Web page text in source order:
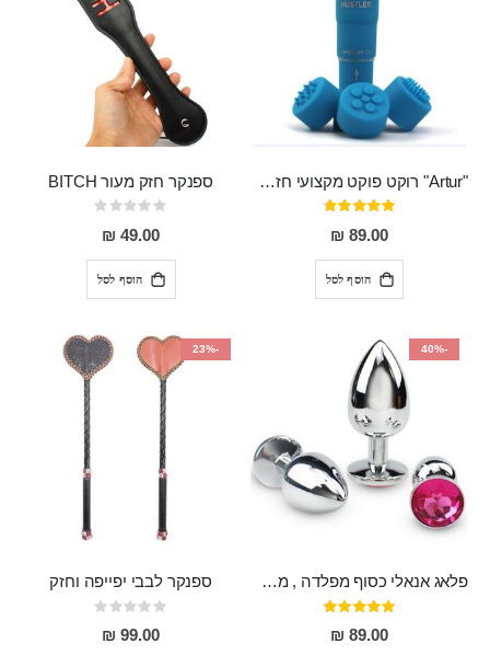
"Artur" רוקט פוקט מקצועי חזק במיוחד
דירוג:
95%
89.00 ₪
הוסף לסל
ספנקר חזק מעור BITCH
Rating:
0%
49.00 ₪
הוסף לסל
-40%
פלאג אנאלי כסוף מפלדה , מתאים ללבישה מתחת לבגדים, בגודל 7.3 על 2.8 ס"מ
דירוג:
97%
89.00 ₪
-23%
ספנקר לבבי יפייפה וחזק
Rating:
0%
99.00 ₪